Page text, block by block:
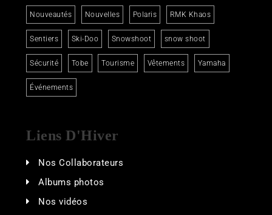
Nouveautés Nouvelles Polaris RMK Khaos
Sentiers Ski-Doo Snowshoot snow shoot
Sécurité Tobe Tourisme Vêtements Yamaha
Événements
Liens D'Hiver
Nos Collaborateurs
Albums photos
Nos vidéos